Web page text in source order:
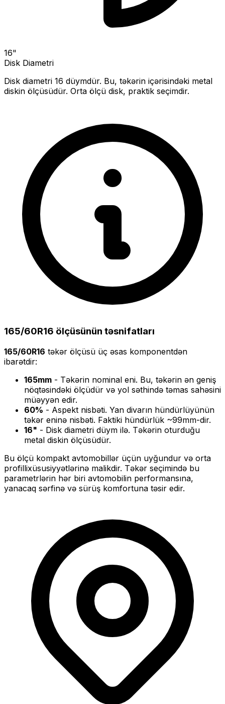
16"
Disk Diametri
Disk diametri 16 düymdür. Bu, təkərin içərisindəki metal
diskin ölçüsüdür. Orta ölçü disk, praktik seçimdir.
165/60R16 ölçüsünün təsnifatları
165/60R16 təkər ölçüsü üç əsas komponentdən
ibarətdir:
165mm - Təkərin nominal eni. Bu, təkərin ən geniş
nöqtəsindəki ölçüdür və yol səthində təmas sahəsini
müəyyən edir.
60% - Aspekt nisbəti. Yan divarın hündürlüyünün
təkər eninə nisbəti. Faktiki hündürlük ~99mm-dir.
16" - Disk diametri düym ilə. Təkərin oturduğu
metal diskin ölçüsüdür.
Bu ölçü kompakt avtomobillər üçün uyğundur və orta
profillixüsusiyyətlərinə malikdir. Təkər seçimində bu
parametrlərin hər biri avtomobilin performansına,
yanacaq sərfinə və sürüş komfortuna təsir edir.